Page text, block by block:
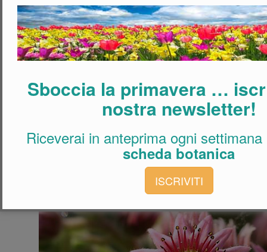
Sboccia la primavera …
nostra newsletter!
Riceverai in anteprima ogni
scheda botanica
ISCRIVITI